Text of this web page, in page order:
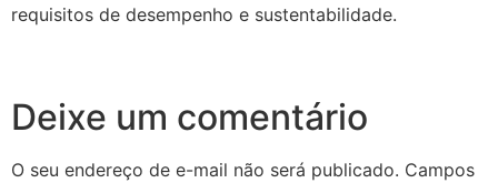
requisitos de desempenho e sustentabilidade.
Deixe um comentário
O seu endereço de e-mail não será publicado. Campos